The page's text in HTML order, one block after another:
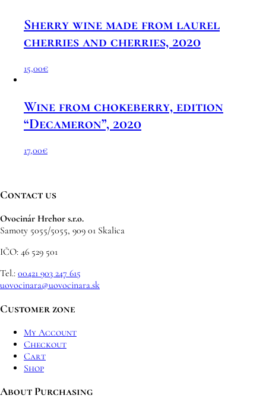
Sherry wine made from laurel
cherries and cherries, 2020
15,00€
Wine from chokeberry, edition
“Decameron”, 2020
17,00€
Contact us
Ovocinár Hrehor s.r.o.
Samoty 5055/5055, 909 01 Skalica
IČO: 46 529 501
Tel.: 00421 903 247 615
uovocinara@uovocinara.sk
Customer zone
My Account
Checkout
Cart
Shop
About Purchasing